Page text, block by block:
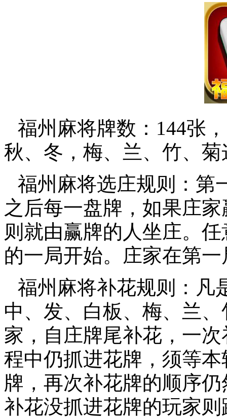
福州麻将牌数：144张
秋、冬，梅、兰、竹、
福州麻将选庄规则：第
之后每一盘牌，如果庄
则就由赢牌的人坐庄。
的一局开始。庄家在第
福州麻将补花规则：凡
中、发、白板、梅、兰
家，自庄牌尾补花，一
程中仍抓进花牌，须等
牌，再次补花牌的顺序
补花没抓进花牌的玩家